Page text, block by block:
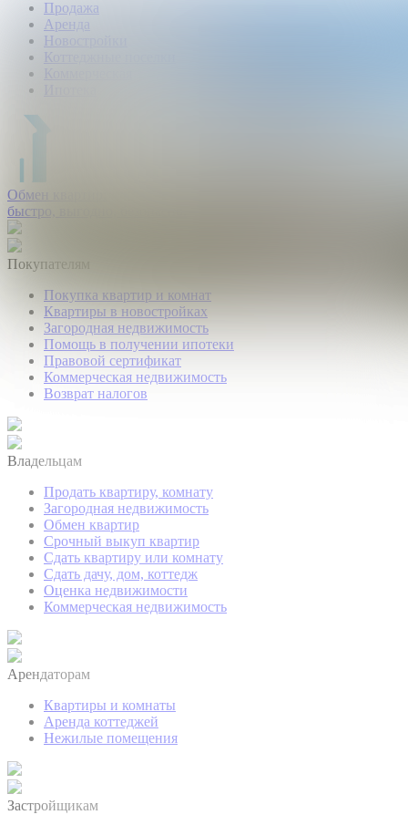
Продажа
Аренда
Новостройки
Коттеджные поселки
Обмен квартир:
быстро, выгодно, безопасно.
Покупателям
Покупка квартир и комнат
Квартиры в новостройках
Загородная недвижимость
Помощь в получении ипотеки
Правовой сертификат
Коммерческая недвижимость
Возврат налогов
Владельцам
Продать квартиру, комнату
Загородная недвижимость
Обмен квартир
Срочный выкуп квартир
Сдать квартиру или комнату
Сдать дачу, дом, коттедж
Оценка недвижимости
Коммерческая недвижимость
Арендаторам
Квартиры и комнаты
Аренда коттеджей
Нежилые помещения
Застройщикам